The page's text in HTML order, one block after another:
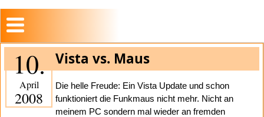
10.
April
2008
Vista vs. Maus
Die helle Freude: Ein Vista Update und schon
funktioniert die Funkmaus nicht mehr. Nicht an
meinem PC sondern mal wieder an fremden